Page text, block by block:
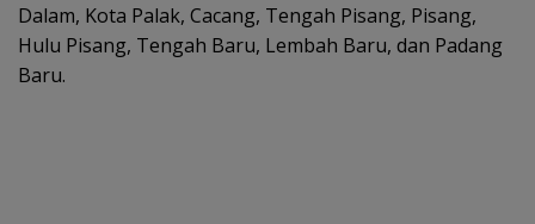
Dalam, Kota Palak, Cacang, Tengah Pisang, Pisang,
Hulu Pisang, Tengah Baru, Lembah Baru, dan Padang
Baru.